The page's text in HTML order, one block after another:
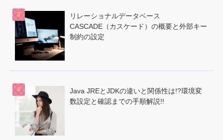
リレーショナルデータベース
CASCADE（カスケード）の概要と外部キー
制約の設定
Java JREとJDKの違いと関係性は!?環境変
数設定と確認までの手順解説!!